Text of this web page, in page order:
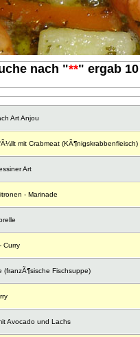
nach "**" ergab
Art Anjou
mit Crabmeat (KÃ¶nigskrabbenfleisch)
Art
- Marinade
Curry
(franzÃ¶sische Fischsuppe)
Avocado und Lachs